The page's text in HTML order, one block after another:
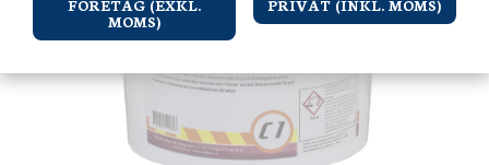
FÖRETAG (EXKL.
MOMS)
PRIVAT (INKL. MOMS)